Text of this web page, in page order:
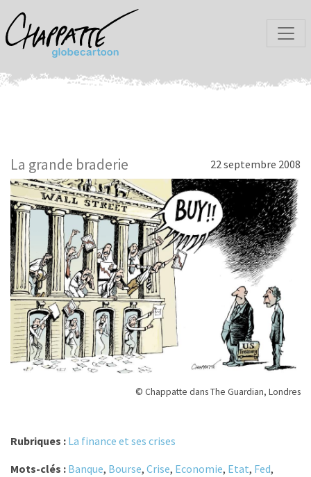
La grande braderie 22 septembre 2008
© Chappatte dans The Guardian, Londres
Rubriques : La finance et ses crises
Mots-clés : Banque, Bourse, Crise, Economie, Etat, Fed,